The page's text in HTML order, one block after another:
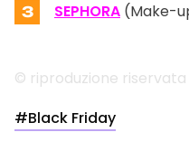
3 SEPHORA (Make-
© riproduzione riservata
#Black Friday